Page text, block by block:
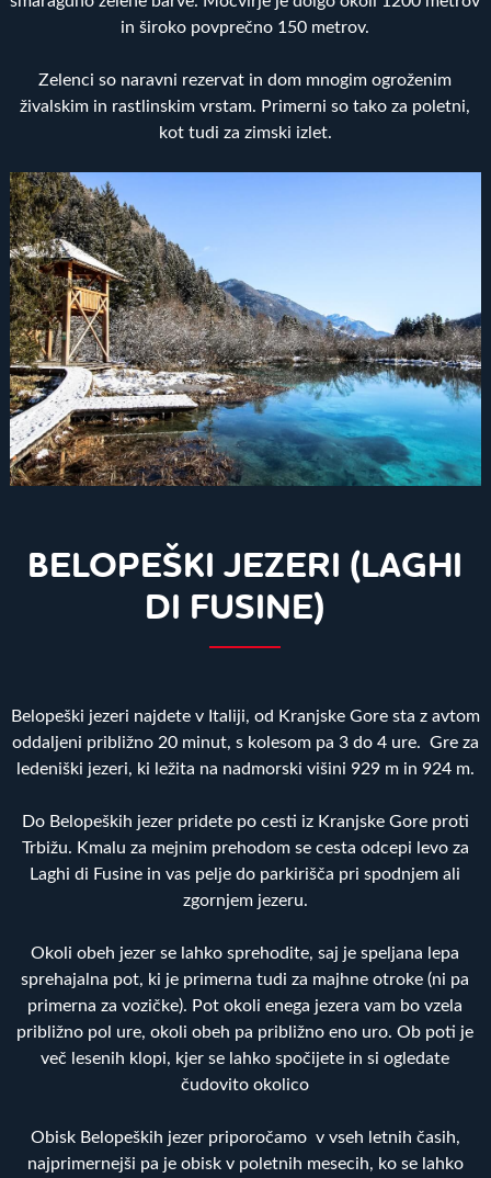
in široko povprečno 150 metrov.
Zelenci so naravni rezervat in dom mnogim ogroženim
živalskim in rastlinskim vrstam. Primerni so tako za poletni,
kot tudi za zimski izlet.
BELOPEŠKI JEZERI (LAGHI
DI FUSINE)
Belopeški jezeri najdete v Italiji, od Kranjske Gore sta z avtom
oddaljeni približno 20 minut, s kolesom pa 3 do 4 ure. Gre za
ledeniški jezeri, ki ležita na nadmorski višini 929 m in 924 m.
Do Belopeških jezer pridete po cesti iz Kranjske Gore proti
Trbižu. Kmalu za mejnim prehodom se cesta odcepi levo za
Laghi di Fusine in vas pelje do parkirišča pri spodnjem ali
zgornjem jezeru.
Okoli obeh jezer se lahko sprehodite, saj je speljana lepa
sprehajalna pot, ki je primerna tudi za majhne otroke (ni pa
primerna za vozičke). Pot okoli enega jezera vam bo vzela
približno pol ure, okoli obeh pa približno eno uro. Ob poti je
več lesenih klopi, kjer se lahko spočijete in si ogledate
čudovito okolico
Obisk Belopeških jezer priporočamo v vseh letnih časih,
najprimernejši pa je obisk v poletnih mesecih, ko se lahko